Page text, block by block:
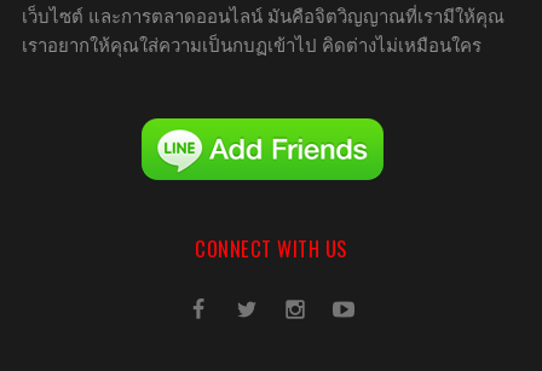
เว็บไซต์ และการตลาดออนไลน์ มันคือจิตวิญญาณที่เรามีให้คุณ
เราอยากให้คุณใส่ความเป็นกบฏเข้าไป คิดต่างไม่เหมือนใคร
CONNECT WITH US